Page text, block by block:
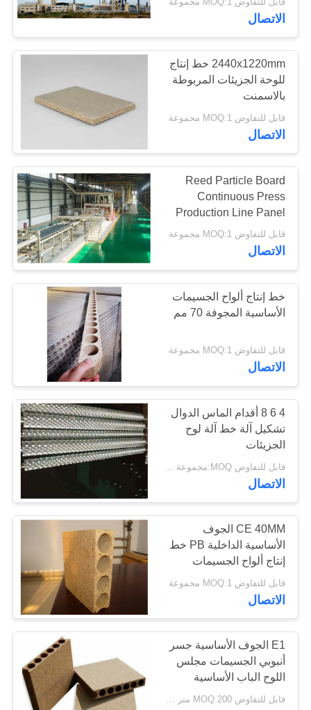
خريطة
الموقع
PRIVACY
POLICY
مشاريع هندسة الورق
محطة طاقة الكتلة
الحيوية
16
مشاريع مواد البناء
7
فرن الصناعية ومجفف
16
آلات النجارة الصناعية
36
الاتصال
2440x1220mm خط إنتاج
للوحة الجزيئات المربوطة
بالاسمنت
قابل للتفاوض MOQ:1 مجموعة
الاتصال
Reed Particle Board
Continuous Press
Production Line Panel
2440 x 1220 mm
قابل للتفاوض MOQ:1 مجموعة
الاتصال
خط إنتاج ألواح الجسيمات
الأساسية المجوفة 70 مم
قابل للتفاوض MOQ:1 مجموعة
الاتصال
4 6 8 أقدام الماس الدوال
تشكيل آلة خط آلة لوح
الجزيئات
الاتصال
CE 40MM الجوف
الأساسية الداخلية PB خط
إنتاج ألواح الجسيمات
قابل للتفاوض MOQ:1 مجموعة
الاتصال
E1 الجوف الأساسية جسر
أنبوبي الجسيمات مجلس
اللوح الباب الأساسية
قابل للتفاوض MOQ:200 متر مكعب